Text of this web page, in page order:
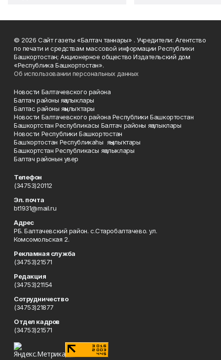
© 2026 Сайт газеты «Балтач таннары» . Учредители: Агентство
по печати и средствам массовой информации Республики
Башкортостан; Акционерное общество Издательский дом
«Республика Башкортостан».
Об использовании персональных данных
Новости Балтачевского района
Балтач районы яңалыклары
Балтас районы яңылыҡтары
Новости Балтачевского района Республики Башкортостан
Башкортстан Республикасы Балтач районы яңалыклары
Новости Республики Башкортостан
Башҡортостан Республикаһы яңылыҡтары
Башкортстан Республикасы яңалыклары
Балтач районын увер
Телефон
(34753)20112
Эл. почта
bt1931@mail.ru
Адрес
РБ. Балтачевский район. с.Старобалтачево. ул.
Комсомольская 2.
Рекламная служба
(34753)21571
Редакция
(34753)21154
Сотрудничество
(34753)21877
Отдел кадров
(34753)21571